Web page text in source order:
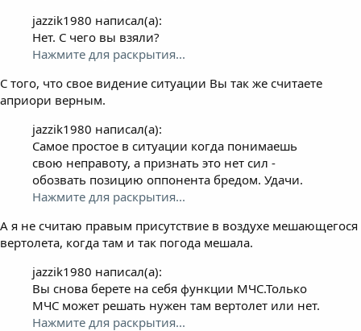
jazzik1980 написал(а):
Нет. С чего вы взяли?
Нажмите для раскрытия...
С того, что свое видение ситуации Вы так же считаете
априори верным.
jazzik1980 написал(а):
Самое простое в ситуации когда понимаешь
свою неправоту, а признать это нет сил -
обозвать позицию оппонента бредом. Удачи.
Нажмите для раскрытия...
А я не считаю правым присутствие в воздухе мешающегося
вертолета, когда там и так погода мешала.
jazzik1980 написал(а):
Вы снова берете на себя функции МЧС.Только
МЧС может решать нужен там вертолет или нет.
Нажмите для раскрытия...